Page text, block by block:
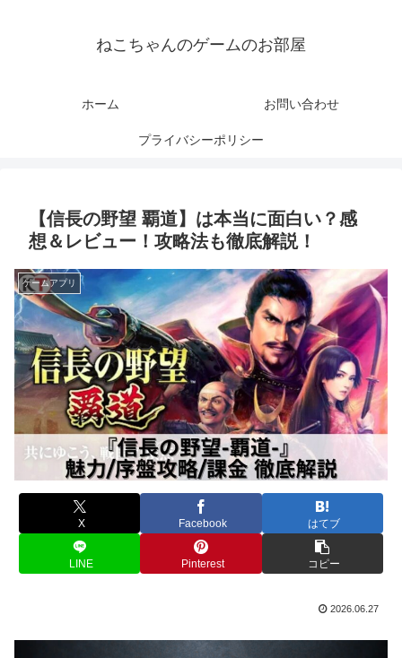
ねこちゃんのゲームのお部屋
ホーム お問い合わせ
プライバシーポリシー
【信長の野望 覇道】は本当に面白い？感
想＆レビュー！攻略法も徹底解説！
ゲームアプリ
X Facebook はてブ
LINE Pinterest コピー
2026.06.27